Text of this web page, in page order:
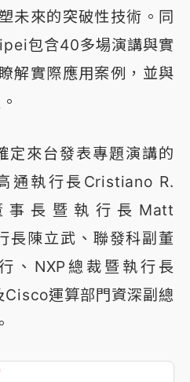
未來的突破性技術。同
包含40多場演講與實
解實際應用案例，並與
定來台發表專題演講的
通執行長Cristiano R.
事長暨執行長Matt
長陳立武、聯發科副董
、NXP總裁暨執行長
運算部門資深副總